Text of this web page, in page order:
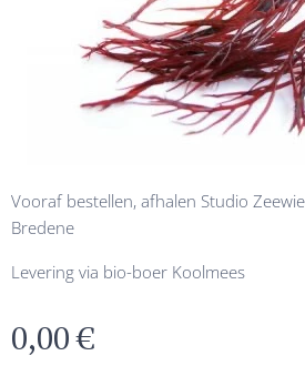
Vooraf bestellen, afhalen Studio
Bredene
Levering via bio-boer Koolmees
0,00€